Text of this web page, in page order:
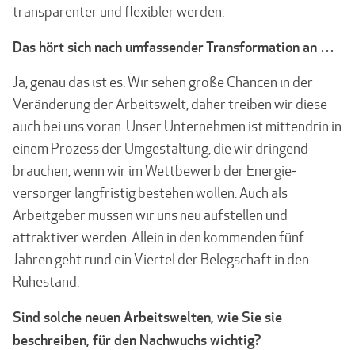
transparenter und flexibler werden.
Das hört sich nach umfassender Transformation an …
Ja, genau das ist es. Wir sehen große Chancen in der
Veränderung der Arbeitswelt, daher treiben wir diese
auch bei uns voran. Unser Unternehmen ist mittendrin in
einem Prozess der Umgestaltung, die wir dringend
brauchen, wenn wir im Wettbewerb der Energie­
versorger langfristig bestehen wollen. Auch als
Arbeitgeber müssen wir uns neu aufstellen und
attraktiver werden. Allein in den kommenden fünf
Jahren geht rund ein Viertel der Belegschaft in den
Ruhestand.
Sind solche neuen Arbeitswelten, wie Sie sie
beschreiben, für den Nachwuchs wichtig?